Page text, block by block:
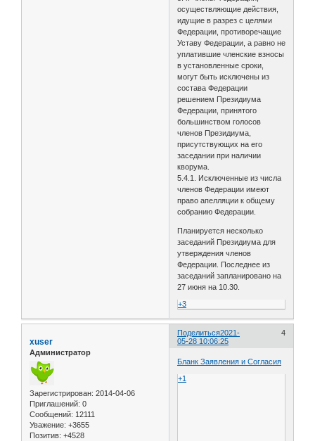
осуществляющие действия,
идущие в разрез с целями
Федерации, противоречащие
Уставу Федерации, а равно не
уплатившие членские взносы
в установленные сроки,
могут быть исключены из
состава Федерации
решением Президиума
Федерации, принятого
большинством голосов
членов Президиума,
присутствующих на его
заседании при наличии
кворума.
5.4.1. Исключенные из числа
членов Федерации имеют
право апелляции к общему
собранию Федерации.
Планируется несколько
заседаний Президиума для
утверждения членов
Федерации. Последнее из
заседаний запланировано на
27 июня на 10.30.
+3
Поделиться 4
2021-
05-28 10:06:25
xuser
Администратор
Зарегистрирован: 2014-04-06
Приглашений: 0
Сообщений: 12111
Уважение: +3655
Позитив: +4528
Бланк Заявления и Согласия
+1